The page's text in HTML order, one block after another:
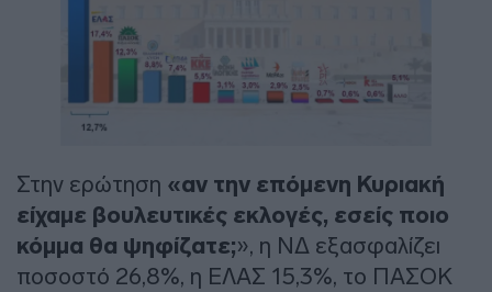
Στην ερώτηση «αν την επόμενη Κυριακή
είχαμε βουλευτικές εκλογές, εσείς ποιο
κόμμα θα ψηφίζατε;», η ΝΔ εξασφαλίζει
ποσοστό 26,8%, η ΕΛΑΣ 15,3%, το ΠΑΣΟΚ